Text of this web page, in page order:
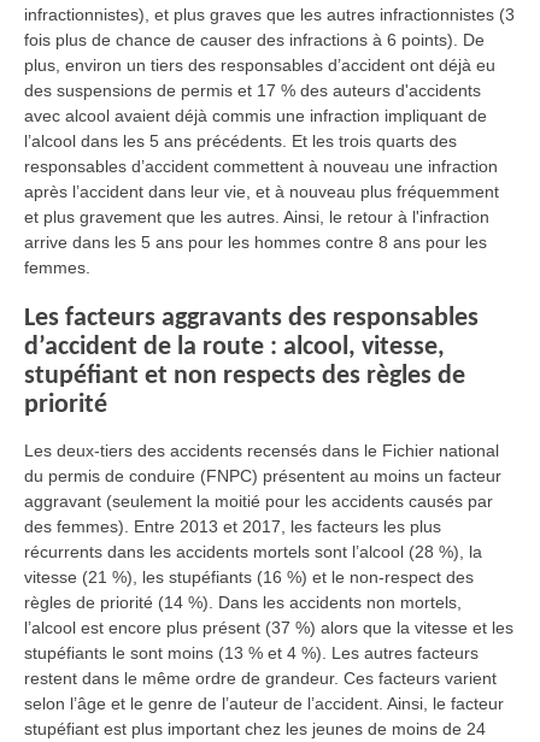
infractionnistes), et plus graves que les autres infractionnistes (3
fois plus de chance de causer des infractions à 6 points). De
plus, environ un tiers des responsables d’accident ont déjà eu
des suspensions de permis et 17 % des auteurs d'accidents
avec alcool avaient déjà commis une infraction impliquant de
l’alcool dans les 5 ans précédents. Et les trois quarts des
responsables d’accident commettent à nouveau une infraction
après l’accident dans leur vie, et à nouveau plus fréquemment
et plus gravement que les autres. Ainsi, le retour à l'infraction
arrive dans les 5 ans pour les hommes contre 8 ans pour les
femmes.
Les facteurs aggravants des responsables
d’accident de la route : alcool, vitesse,
stupéfiant et non respects des règles de
priorité
Les deux-tiers des accidents recensés dans le Fichier national
du permis de conduire (FNPC) présentent au moins un facteur
aggravant (seulement la moitié pour les accidents causés par
des femmes). Entre 2013 et 2017, les facteurs les plus
récurrents dans les accidents mortels sont l’alcool (28 %), la
vitesse (21 %), les stupéfiants (16 %) et le non-respect des
règles de priorité (14 %). Dans les accidents non mortels,
l’alcool est encore plus présent (37 %) alors que la vitesse et les
stupéfiants le sont moins (13 % et 4 %). Les autres facteurs
restent dans le même ordre de grandeur. Ces facteurs varient
selon l’âge et le genre de l’auteur de l’accident. Ainsi, le facteur
stupéfiant est plus important chez les jeunes de moins de 24